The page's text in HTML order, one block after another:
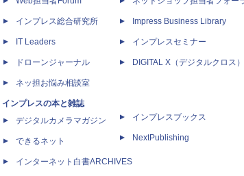
インプレス総合研究所
IT Leaders
ドローンジャーナル
ネッ担お悩み相談室
インプレスの本と雑誌
デジタルカメラマガジン
できるネット
インターネット白書ARCHIVES
Impress Business Library
インプレスセミナー
DIGITAL X（デジタルクロス）
インプレスブックス
NextPublishing